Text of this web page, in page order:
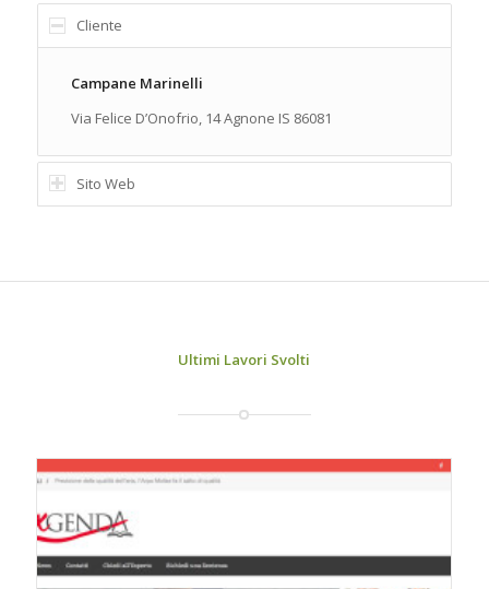
Cliente
Campane Marinelli
Via Felice D’Onofrio, 14 Agnone IS 86081
Sito Web
Ultimi Lavori Svolti